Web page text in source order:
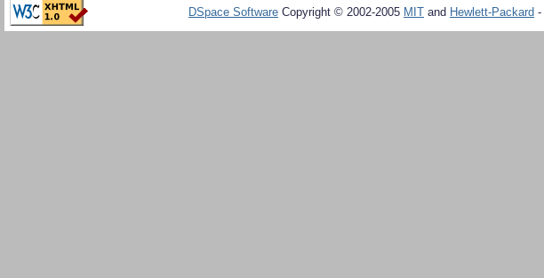
DSpace Software Copyright © 2002-2005 MIT and Hewlett-Packard -